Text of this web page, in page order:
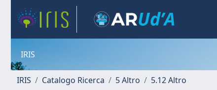
IRIS
IRIS Catalogo Ricerca 5 Altro 5.12 Altro